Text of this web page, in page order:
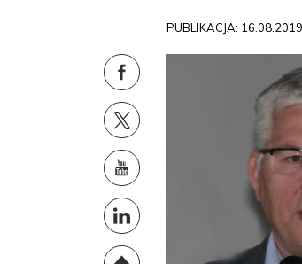
PUBLIKACJA: 16.08.2019